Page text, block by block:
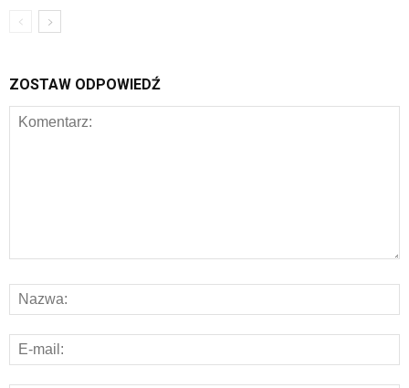
ZOSTAW ODPOWIEDŹ